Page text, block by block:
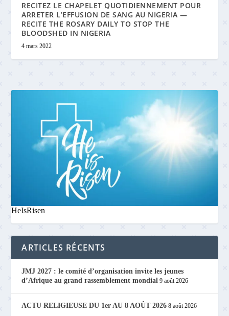
RECITEZ LE CHAPELET QUOTIDIENNEMENT POUR
ARRETER L’EFFUSION DE SANG AU NIGERIA —
RECITE THE ROSARY DAILY TO STOP THE
BLOODSHED IN NIGERIA
4 mars 2022
HeIsRisen
ARTICLES RÉCENTS
JMJ 2027 : le comité d’organisation invite les jeunes
d’Afrique au grand rassemblement mondial 9 août 2026
ACTU RELIGIEUSE DU 1er AU 8 AOÛT 2026 8 août 2026